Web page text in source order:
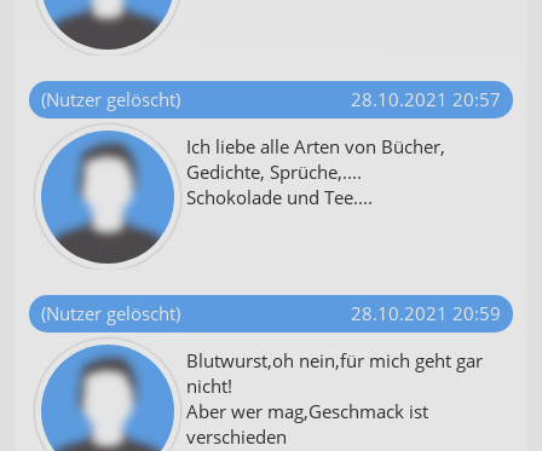
(Nutzer gelöscht)
28.10.2021 20:57
Ich liebe alle Arten von Bücher,
Gedichte, Sprüche,....
Schokolade und Tee....
(Nutzer gelöscht)
28.10.2021 20:59
Blutwurst,oh nein,für mich geht gar
nicht!
Aber wer mag,Geschmack ist
verschieden